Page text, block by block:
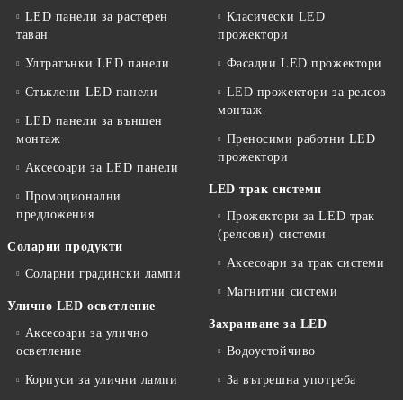
LED панели за растерен
таван
Ултратънки LED панели
Стъклени LED панели
LED панели за външен
монтаж
Аксесоари за LED панели
Промоционални
предложения
Соларни продукти
Соларни градински лампи
Улично LED осветление
Аксесоари за улично
осветление
Корпуси за улични лампи
Класически LED
прожектори
Фасадни LED прожектори
LED прожектори за релсов
монтаж
Преносими работни LED
прожектори
LED трак системи
Прожектори за LED трак
(релсови) системи
Аксесоари за трак системи
Магнитни системи
Захранване за LED
Водоустойчиво
За вътрешна употреба